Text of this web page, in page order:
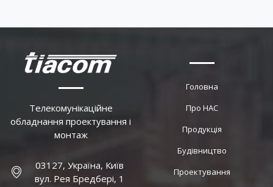
Телекомунікаційне
обладнання проектування і
монтаж
03127, Україна, Київ
вул. Рея Бредбері, 1
Головна
Про НАС
Продукція
Будівництво
Проектування